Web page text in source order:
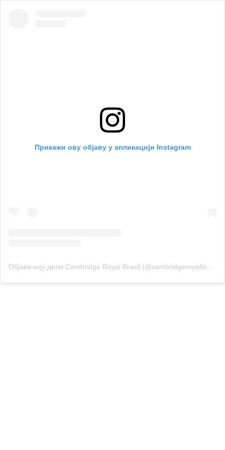
Прикажи ову објаву у апликацији Instagram
Објава коју дели Cambridge Royal Brasil (@cambridgeroyalbrasil)